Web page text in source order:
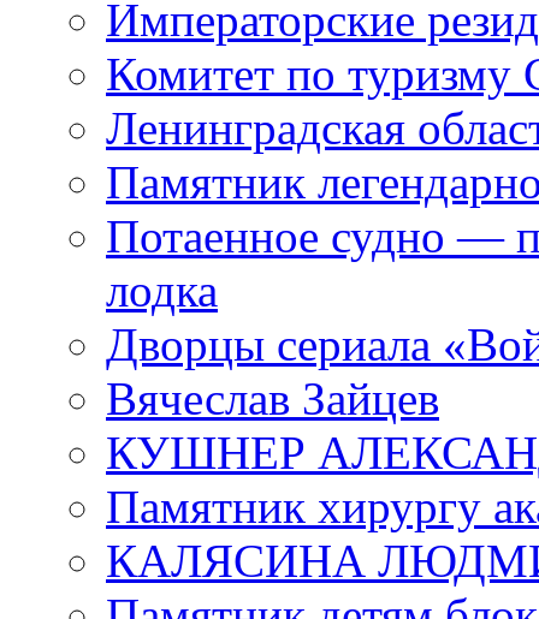
Императорские
Комитет по туризму
Ленинградская
Памятник
Потаенное судно —
лодка
Дворцы сериала
Вячеслав Зайцев
КУШНЕР
Памятник хирургу
КАЛЯСИНА